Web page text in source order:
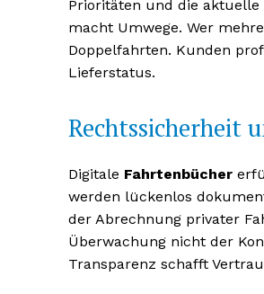
Prioritäten und die
macht Umwege. Wer
Doppelfahrten. Kunden
Lieferstatus.
Rechtssicherheit
Digitale Fahrtenbücher
werden lückenlos
der Abrechnung privater
Überwachung nicht der
Transparenz schafft